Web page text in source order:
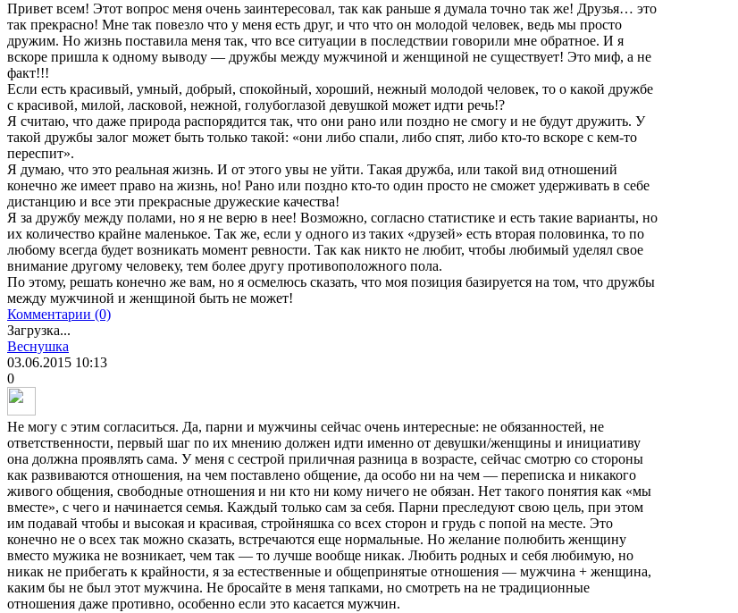
Привет всем! Этот вопрос меня очень заинтересовал, так как раньше я думала точно так же! Друзья… это
так прекрасно! Мне так повезло что у меня есть друг, и что что он молодой человек, ведь мы просто
дружим. Но жизнь поставила меня так, что все ситуации в последствии говорили мне обратное. И я
вскоре пришла к одному выводу — дружбы между мужчиной и женщиной не существует! Это миф, а не
факт!!!
Если есть красивый, умный, добрый, спокойный, хороший, нежный молодой человек, то о какой дружбе
с красивой, милой, ласковой, нежной, голубоглазой девушкой может идти речь!?
Я считаю, что даже природа распорядится так, что они рано или поздно не смогу и не будут дружить. У
такой дружбы залог может быть только такой: «они либо спали, либо спят, либо кто-то вскоре с кем-то
переспит».
Я думаю, что это реальная жизнь. И от этого увы не уйти. Такая дружба, или такой вид отношений
конечно же имеет право на жизнь, но! Рано или поздно кто-то один просто не сможет удерживать в себе
дистанцию и все эти прекрасные дружеские качества!
Я за дружбу между полами, но я не верю в нее! Возможно, согласно статистике и есть такие варианты, но
их количество крайне маленькое. Так же, если у одного из таких «друзей» есть вторая половинка, то по
любому всегда будет возникать момент ревности. Так как никто не любит, чтобы любимый уделял свое
внимание другому человеку, тем более другу противоположного пола.
По этому, решать конечно же вам, но я осмелюсь сказать, что моя позиция базируется на том, что дружбы
между мужчиной и женщиной быть не может!
Комментарии (0)
Загрузка...
Веснушка
03.06.2015 10:13
0
Не могу с этим согласиться. Да, парни и мужчины сейчас очень интересные: не обязанностей, не
ответственности, первый шаг по их мнению должен идти именно от девушки/женщины и инициативу
она должна проявлять сама. У меня с сестрой приличная разница в возрасте, сейчас смотрю со стороны
как развиваются отношения, на чем поставлено общение, да особо ни на чем — переписка и никакого
живого общения, свободные отношения и ни кто ни кому ничего не обязан. Нет такого понятия как «мы
вместе», с чего и начинается семья. Каждый только сам за себя. Парни преследуют свою цель, при этом
им подавай чтобы и высокая и красивая, стройняшка со всех сторон и грудь с попой на месте. Это
конечно не о всех так можно сказать, встречаются еще нормальные. Но желание полюбить женщину
вместо мужика не возникает, чем так — то лучше вообще никак. Любить родных и себя любимую, но
никак не прибегать к крайности, я за естественные и общепринятые отношения — мужчина + женщина,
каким бы не был этот мужчина. Не бросайте в меня тапками, но смотреть на не традиционные
отношения даже противно, особенно если это касается мужчин.